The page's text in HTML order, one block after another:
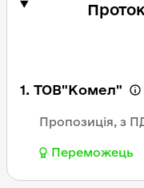
1. ТОВ"Комел"
Пропозиція, з
Переможець